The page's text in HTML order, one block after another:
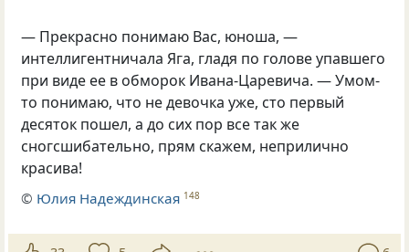
— Прекрасно понимаю Вас, юноша, —
интеллигентничала Яга, гладя по голове упавшего
при виде ее в обморок Ивана-Царевича. — Умом-
то понимаю, что не девочка уже, сто первый
десяток пошел, а до сих пор все так же
сногсшибательно, прям скажем, неприлично
красива!
© Юлия Надеждинская 148